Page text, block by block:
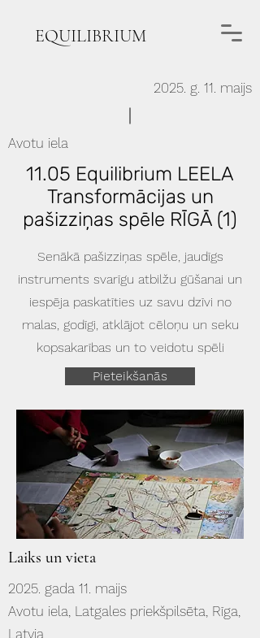
EQUILIBRIUM
2025. g. 11. maijs
Avotu iela
11.05 Equilibrium LEELA
Transformācijas un
pašizziņas spēle RĪGĀ (1)
Senākā pašizziņas spēle, jaudīgs
instruments svarīgu atbilžu gūšanai un
iespēja paskatīties uz savu dzīvi no
malas, godīgi, atklājot cēloņu un seku
kopsakarības un to veidotu spēli
Pieteikšanās
Laiks un vieta
2025. gada 11. maijs
Avotu iela, Latgales priekšpilsēta, Rīga,
Latvia